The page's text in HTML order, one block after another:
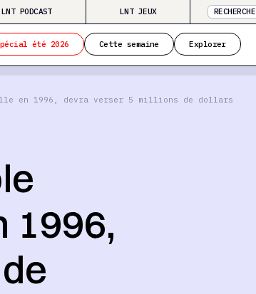
LNT PODCAST LNT JEUX RECHERCHE
été 2026 Cette semaine Explorer
en 1996, devra verser 5 millions de dollars
1996,